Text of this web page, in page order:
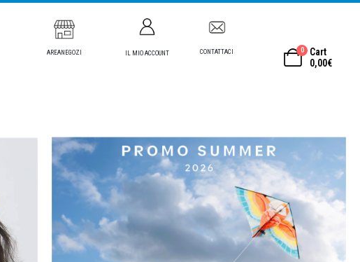
AREANEGOZI IL MIO ACCOUNT CONTATTACI 0
Cart
0,00€